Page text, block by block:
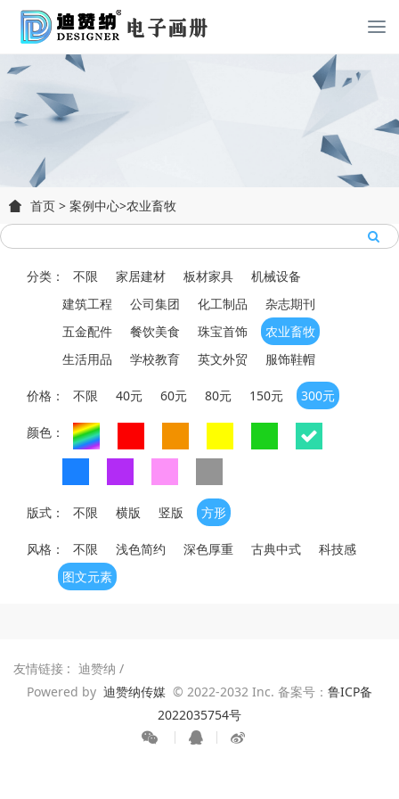
首页 > 案例中心>农业畜牧
分类： 不限 家居建材 板材家具
机械设备
建筑工程
公司集团 化工制品
杂志期刊
五金配件
餐饮美食 珠宝首饰
农业畜牧
生活用品
学校教育 英文外贸 服饰鞋帽
价格： 不限 40元 60元 80元 150元 300元
颜色：
版式： 不限 横版 竖版 方形
风格： 不限 浅色简约 深色厚重 古典中式
科技感
图文元素
友情链接 : 迪赞纳 /
Powered by 迪赞纳传媒 © 2022-2032 Inc. 备案号： 鲁ICP备
2022035754号